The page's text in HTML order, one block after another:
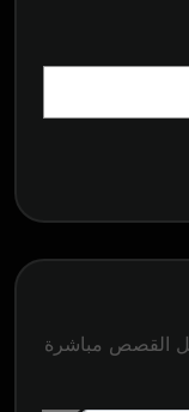
القصص مباشرة